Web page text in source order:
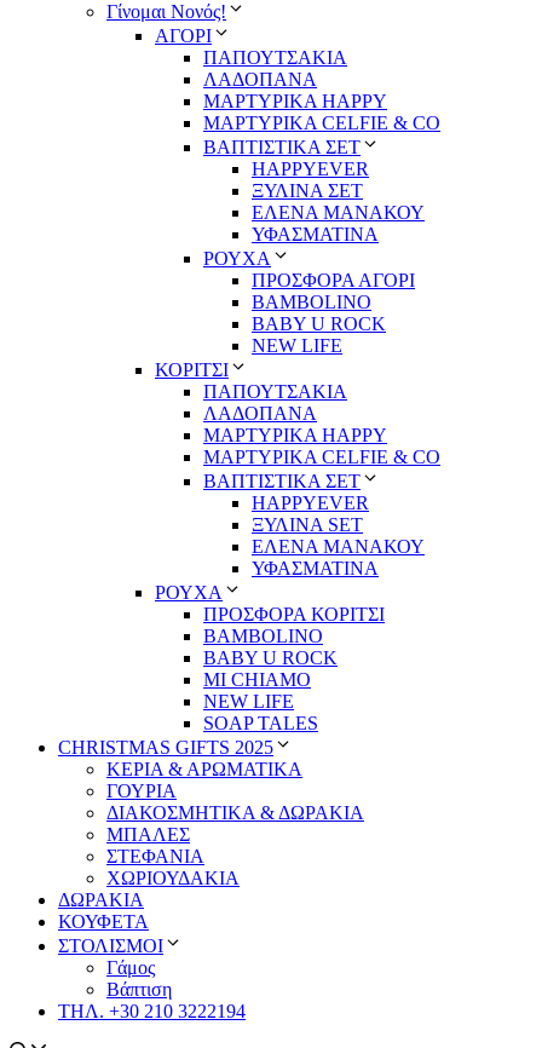
Γίνομαι Νονός!
ΑΓΟΡΙ
ΠΑΠΟΥΤΣΑΚΙΑ
ΛΑΔΟΠΑΝΑ
ΜΑΡΤΥΡΙΚΑ HAPPY
ΜΑΡΤΥΡΙΚΑ CELFIE & CO
ΒΑΠΤΙΣΤΙΚΑ ΣΕΤ
HAPPYEVER
ΞΥΛΙΝΑ ΣΕΤ
ΕΛΕΝΑ ΜΑΝΑΚΟΥ
ΥΦΑΣΜΑΤΙΝΑ
ΡΟΥΧΑ
ΠΡΟΣΦΟΡΑ ΑΓΟΡΙ
BAMBOLINO
BABY U ROCK
NEW LIFE
ΚΟΡΙΤΣΙ
ΠΑΠΟΥΤΣΑΚΙΑ
ΛΑΔΟΠΑΝΑ
ΜΑΡΤΥΡΙΚΑ HAPPY
ΜΑΡΤΥΡΙΚΑ CELFIE & CO
ΒΑΠΤΙΣΤΙΚΑ ΣΕΤ
HAPPYEVER
ΞΥΛΙΝΑ SET
ΕΛΕΝΑ ΜΑΝΑΚΟΥ
ΥΦΑΣΜΑΤΙΝΑ
ΡΟΥΧΑ
ΠΡΟΣΦΟΡΑ ΚΟΡΙΤΣΙ
BAMBOLINO
BABY U ROCK
MI CHIAMO
NEW LIFE
SOAP TALES
CHRISTMAS GIFTS 2025
ΚΕΡΙΑ & ΑΡΩΜΑΤΙΚΑ
ΓΟΥΡΙΑ
ΔΙΑΚΟΣΜΗΤΙΚΑ & ΔΩΡΑΚΙΑ
ΜΠΑΛΕΣ
ΣΤΕΦΑΝΙΑ
ΧΩΡΙΟΥΔΑΚΙΑ
ΔΩΡΑΚΙΑ
ΚΟΥΦΕΤΑ
ΣΤΟΛΙΣΜΟΙ
Γάμος
Βάπτιση
ΤΗΛ. +30 210 3222194